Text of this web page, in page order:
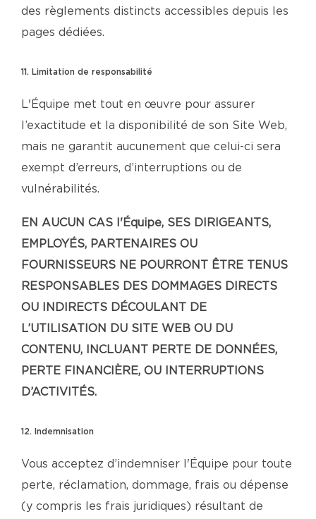
des règlements distincts accessibles depuis les
pages dédiées.
11. Limitation de responsabilité
L'Équipe met tout en œuvre pour assurer
l’exactitude et la disponibilité de son Site Web,
mais ne garantit aucunement que celui-ci sera
exempt d’erreurs, d’interruptions ou de
vulnérabilités.
EN AUCUN CAS l'Équipe, SES DIRIGEANTS,
EMPLOYÉS, PARTENAIRES OU
FOURNISSEURS NE POURRONT ÊTRE TENUS
RESPONSABLES DES DOMMAGES DIRECTS
OU INDIRECTS DÉCOULANT DE
L’UTILISATION DU SITE WEB OU DU
CONTENU, INCLUANT PERTE DE DONNÉES,
PERTE FINANCIÈRE, OU INTERRUPTIONS
D’ACTIVITÉS.
12. Indemnisation
Vous acceptez d’indemniser l'Équipe pour toute
perte, réclamation, dommage, frais ou dépense
(y compris les frais juridiques) résultant de